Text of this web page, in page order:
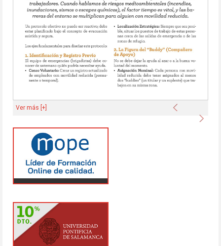
Anterior
Ver más [+]